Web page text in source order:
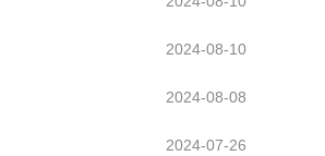
2024-08-10
2024-08-08
2024-07-26